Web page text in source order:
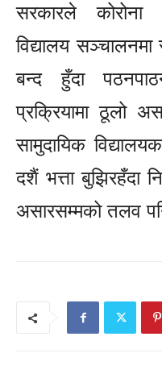
सरकारले
विद्यालय
बन्द हुँदा
प्रक्रियामा ठूलो
सामुदायिक
दशैं भत्ता बुझिरहँदा
असारसम्मको तलव